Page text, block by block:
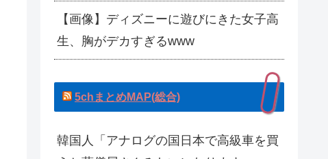
【画像】ディズニーに遊びにきた女子高
生、胸がデカすぎるwww
5chまとめMAP(総合)
韓国人「アナログの国日本で高級車を買